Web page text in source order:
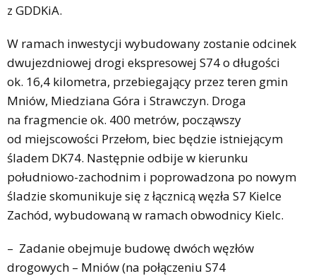
z GDDKiA.
W ramach inwestycji wybudowany zostanie odcinek
dwujezdniowej drogi ekspresowej S74 o długości
ok. 16,4 kilometra, przebiegający przez teren gmin
Mniów, Miedziana Góra i Strawczyn. Droga
na fragmencie ok. 400 metrów, począwszy
od miejscowości Przełom, biec będzie istniejącym
śladem DK74. Następnie odbije w kierunku
południowo-zachodnim i poprowadzona po nowym
śladzie skomunikuje się z łącznicą węzła S7 Kielce
Zachód, wybudowaną w ramach obwodnicy Kielc.
– Zadanie obejmuje budowę dwóch węzłów
drogowych – Mniów (na połączeniu S74